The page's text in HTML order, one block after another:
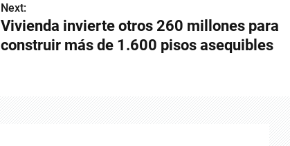
Next:
Vivienda invierte otros 260 millones para
construir más de 1.600 pisos asequibles